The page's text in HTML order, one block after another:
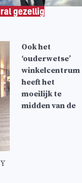
gezellig
Ook het
‘ouderwetse’
winkelcentrum
heeft het
moeilijk te
midden van de